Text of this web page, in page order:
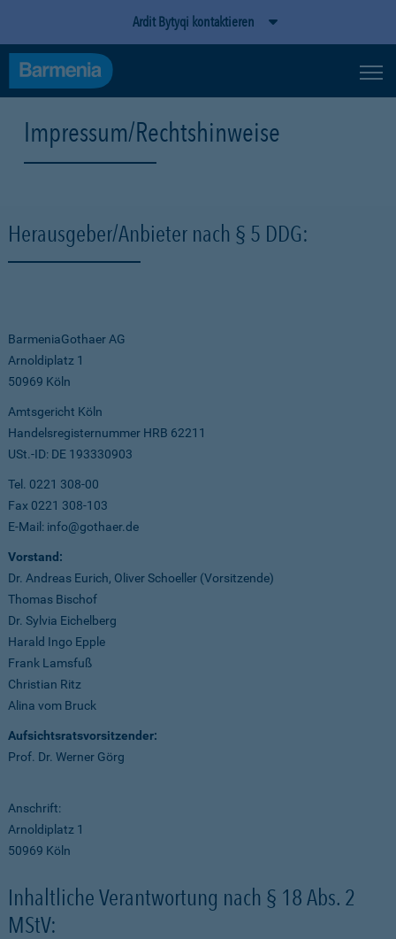
Ardit Bytyqi kontaktieren
Impressum/Rechtshinweise
Herausgeber/Anbieter nach § 5 DDG:
BarmeniaGothaer AG
Arnoldiplatz 1
50969 Köln
Amtsgericht Köln
Handelsregisternummer HRB 62211
USt.-ID: DE 193330903
Tel. 0221 308-00
Fax 0221 308-103
E-Mail: info@gothaer.de
Vorstand:
Dr. Andreas Eurich, Oliver Schoeller (Vorsitzende)
Thomas Bischof
Dr. Sylvia Eichelberg
Harald Ingo Epple
Frank Lamsfuß
Christian Ritz
Alina vom Bruck
Aufsichtsratsvorsitzender:
Prof. Dr. Werner Görg
Anschrift:
Arnoldiplatz 1
50969 Köln
Inhaltliche Verantwortung nach § 18 Abs. 2
MStV: